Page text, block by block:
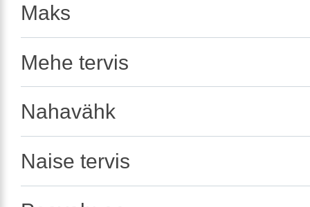
Maks
Mehe tervis
Nahavähk
Naise tervis